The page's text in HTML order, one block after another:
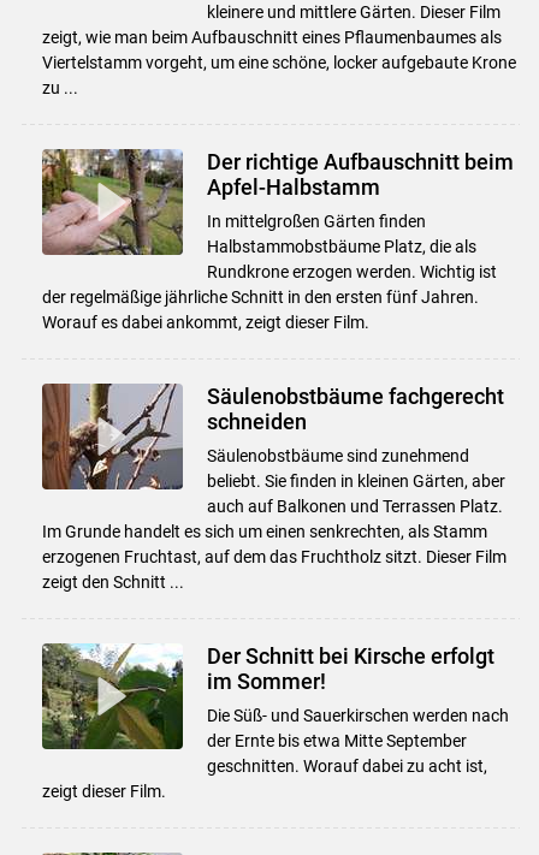
kleinere und mittlere Gärten. Dieser Film
zeigt, wie man beim Aufbauschnitt eines Pflaumenbaumes als
Viertelstamm vorgeht, um eine schöne, locker aufgebaute Krone
zu ...
Der richtige Aufbauschnitt beim
Apfel-Halbstamm
In mittelgroßen Gärten finden
Halbstammobstbäume Platz, die als
Rundkrone erzogen werden. Wichtig ist
der regelmäßige jährliche Schnitt in den ersten fünf Jahren.
Worauf es dabei ankommt, zeigt dieser Film.
Säulenobstbäume fachgerecht
schneiden
Säulenobstbäume sind zunehmend
beliebt. Sie finden in kleinen Gärten, aber
auch auf Balkonen und Terrassen Platz.
Im Grunde handelt es sich um einen senkrechten, als Stamm
erzogenen Fruchtast, auf dem das Fruchtholz sitzt. Dieser Film
zeigt den Schnitt ...
Der Schnitt bei Kirsche erfolgt
im Sommer!
Die Süß- und Sauerkirschen werden nach
der Ernte bis etwa Mitte September
geschnitten. Worauf dabei zu acht ist,
zeigt dieser Film.